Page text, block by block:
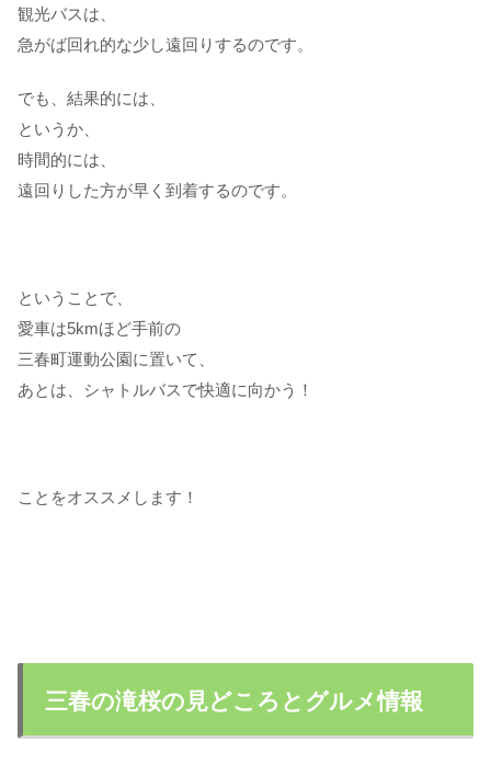
観光バスは、
急がば回れ的な少し遠回りするのです。
でも、結果的には、
というか、
時間的には、
遠回りした方が早く到着するのです。
ということで、
愛車は5kmほど手前の
三春町運動公園に置いて、
あとは、シャトルバスで快適に向かう！
ことをオススメします！
三春の滝桜の見どころとグルメ情報